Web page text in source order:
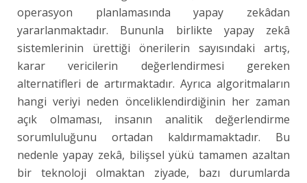
operasyon planlamasında yapay zekâdan
yararlanmaktadır. Bununla birlikte yapay zekâ
sistemlerinin ürettiği önerilerin sayısındaki artış,
karar vericilerin değerlendirmesi gereken
alternatifleri de artırmaktadır. Ayrıca algoritmaların
hangi veriyi neden önceliklendirdiğinin her zaman
açık olmaması, insanın analitik değerlendirme
sorumluluğunu ortadan kaldırmamaktadır. Bu
nedenle yapay zekâ, bilişsel yükü tamamen azaltan
bir teknoloji olmaktan ziyade, bazı durumlarda